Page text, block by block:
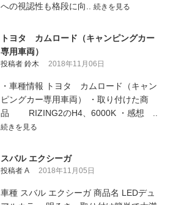
への視認性も格段に向.. 続きを見る
トヨタ カムロード（キャンピングカー
専用車両）
投稿者 鈴木 2018年11月06日
・車種情報 トヨタ カムロード（キャン
ピングカー専用車両） ・取り付けた商
品 RIZING2のH4、6000K ・感想 ..
続きを見る
スバル エクシーガ
投稿者 A 2018年11月05日
車種 スバル エクシーガ 商品名 LEDデュ